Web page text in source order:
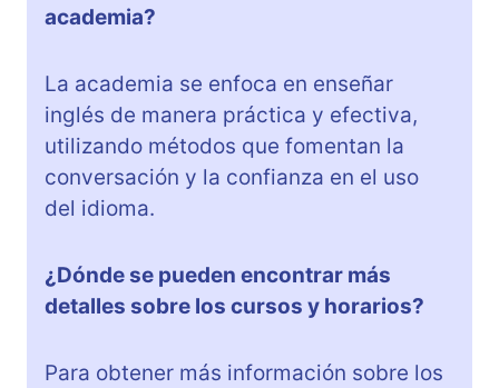
academia?
La academia se enfoca en enseñar
inglés de manera práctica y efectiva,
utilizando métodos que fomentan la
conversación y la confianza en el uso
del idioma.
¿Dónde se pueden encontrar más
detalles sobre los cursos y horarios?
Para obtener más información sobre los